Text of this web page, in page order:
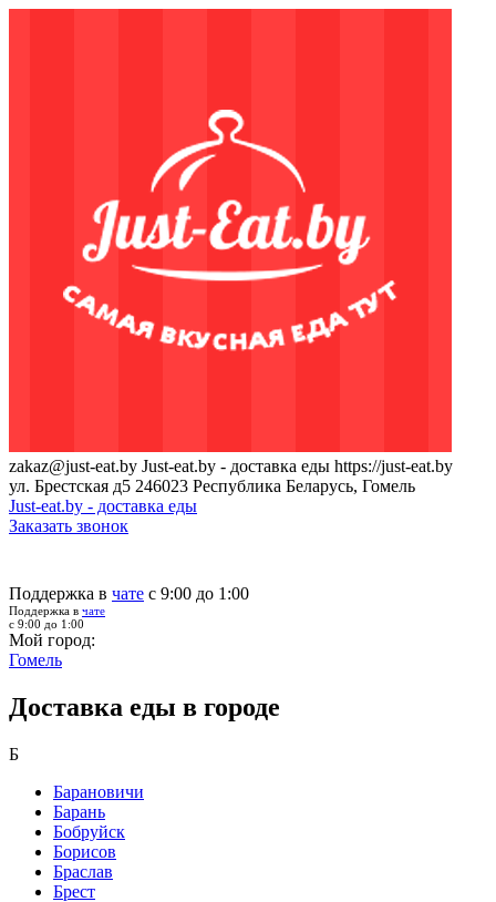
zakaz@just-eat.by Just-eat.by - доставка еды https://just-eat.by
ул. Брестская д5 246023 Республика Беларусь, Гомель
Just-eat.by - доставка еды
Заказать звонок
Поддержка в чате с 9:00 до 1:00
Поддержка в чате
с 9:00 до 1:00
Мой город:
Гомель
Доставка еды в городе
Б
Барановичи
Барань
Бобруйск
Борисов
Браслав
Брест